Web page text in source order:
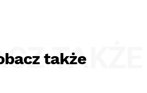
także
TAKŻE